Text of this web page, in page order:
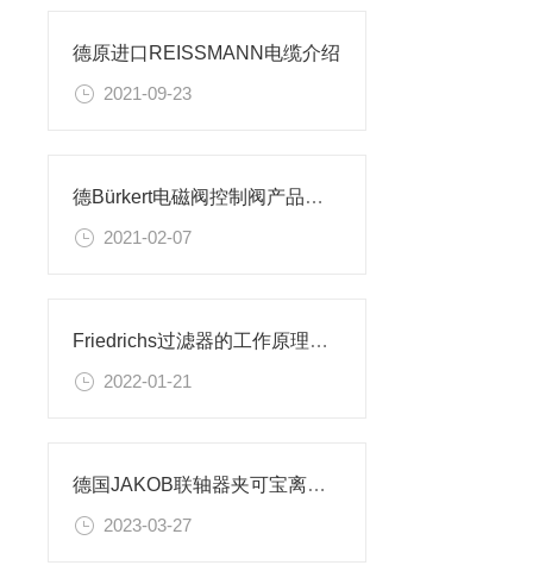
德原进口REISSMANN电缆介绍
2021-09-23
德Bürkert电磁阀控制阀产品介绍
2021-02-07
Friedrichs过滤器的工作原理详解
2022-01-21
德国JAKOB联轴器夹可宝离合器 SKB-KP
2023-03-27